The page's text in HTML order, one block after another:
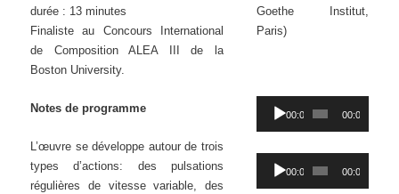
durée : 13 minutes
Finaliste au Concours International
de Composition ALEA III de la
Boston University.
Notes de programme
L’œuvre se développe autour de trois
types d’actions: des pulsations
régulières de vitesse variable, des
Goethe Institut,
Paris)
Lecteur
audio
00:00 00:00
Lecteur
audio
00:00 00:00